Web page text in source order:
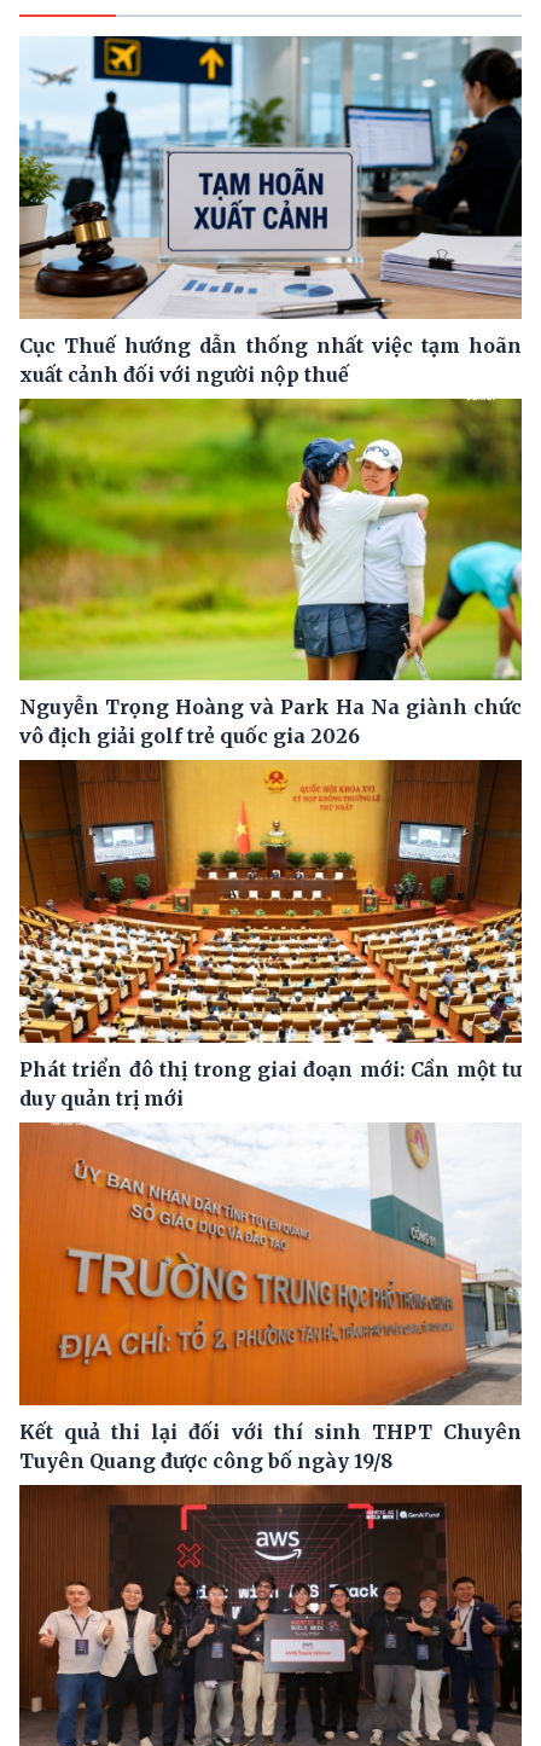
Cục Thuế hướng dẫn thống nhất việc tạm hoãn
xuất cảnh đối với người nộp thuế
Nguyễn Trọng Hoàng và Park Ha Na giành chức
vô địch giải golf trẻ quốc gia 2026
Phát triển đô thị trong giai đoạn mới: Cần một tư
duy quản trị mới
Kết quả thi lại đối với thí sinh THPT Chuyên
Tuyên Quang được công bố ngày 19/8